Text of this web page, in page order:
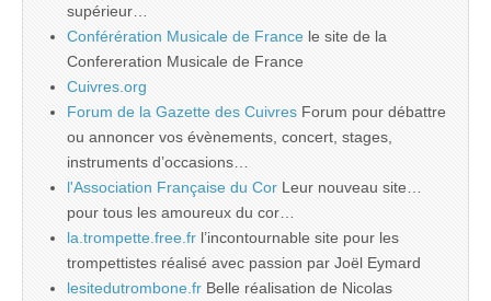
supérieur…
Conférération Musicale de France le site de la
Confereration Musicale de France
Cuivres.org
Forum de la Gazette des Cuivres Forum pour débattre
ou annoncer vos évènements, concert, stages,
instruments d’occasions…
l'Association Française du Cor Leur nouveau site…
pour tous les amoureux du cor…
la.trompette.free.fr l’incontournable site pour les
trompettistes réalisé avec passion par Joël Eymard
lesitedutrombone.fr Belle réalisation de Nicolas